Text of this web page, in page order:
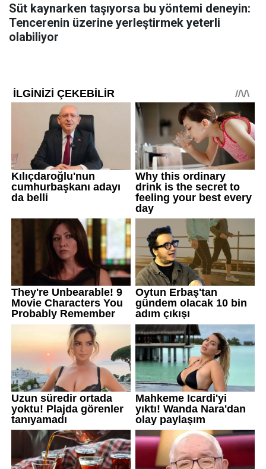
Süt kaynarken taşıyorsa bu yöntemi deneyin:
Tencerenin üzerine yerleştirmek yeterli
olabiliyor